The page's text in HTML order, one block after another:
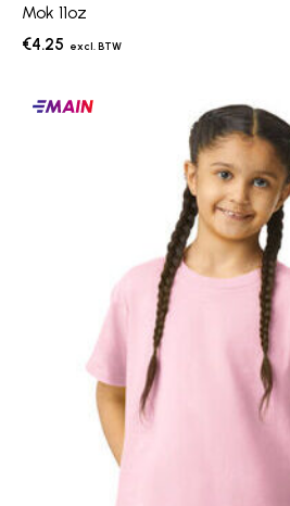
Mok 11oz
€4.25
Main